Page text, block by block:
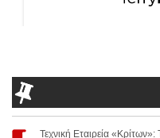
Τεχνική Εταιρεία